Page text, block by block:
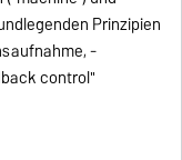
Prinzipien
-
control"